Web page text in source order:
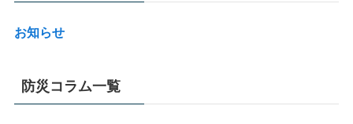
お知らせ
防災コラム一覧